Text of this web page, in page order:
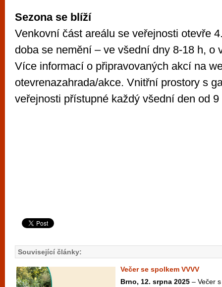
Sezona se blíží
Venkovní část areálu se veřejnosti otevře
doba se nemění – ve všední dny 8-18 h, o
Více informací o připravovaných akcí na
otevrenazahrada/akce. Vnitřní prostory s
veřejnosti přístupné každý všední den od
Související články:
Večer se spolkem VVVV
Brno, 12. srpna 2025 – Večer